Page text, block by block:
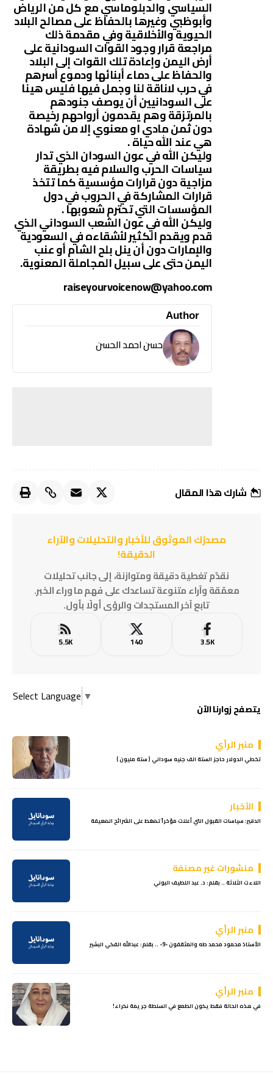
السياسي والدبلوماسي مع كل من الرياض
وأبوظبي وغيرها بالحفاظ على مصالح البلاد
الحيوية والأخلاقية وفي مقدمة ذلك
مراجعة قرار وجود القوات السودانية على
أرض اليمن وإعادة تلك القوات إلى البلاد
والحفاظ على دماء أبنائها ودموع أسرهم
في حرب لاناقة لنا وجمل فيها فليس هينا
على السودانيين أن يوصف جنودهم
بالمرتزقة وهم يقدمون أرواحهم رخيصة
دون ثمن مادي او معنوي إلا من شهادة
هي عند الله حياة .
وليكن الله في عون السودان الذي تدار
سياسات الحرب والسلام فيه بطريقة
مزاجية دون قرارات مؤسسية كما تتخذ
قرارات المشاركة في الحروب في دول
المؤسسات التي تحترم شعوبها .
وليكن الله في عون الشعب السوداني الذي
قدم ويقدم الكثير لأشقاءه في السعودية
والإمارات دون أن ينل بلح الشام أو عنب
اليمن حتى على سبيل المجاملة المعنوية.
raiseyourvoicenow@yahoo.com
Author
حسن احمد الحسن
شارك هذا المقال
مصدرُك الموثوق للأخبار والتحليلات والآراء
الدقيقة!
نقدّم تغطية دقيقة ومتوازنة، إلى جانب تحليلات
معمّقة وآراء متنوعة تساعدك على فهم ما وراء الخبر.
تابع آخر المستجدات والرؤى أولًا بأول.
3.5K
140
5.5K
Select Language ▼
يتصفح زوارنا الآن
منبر الرأي
تخطي الدولار حاجز الستة الف جنيه سوداني ( ستة مليون )
الأخبار
الدقير: سياسات القبول التي أعلنت مؤخراً تضغط على الشرائح الضعيفة
منشورات غير مصنفة
اللاءت الثلاثة .. بقلم: د. عبد اللطيف البوني
منبر الرأي
الأستاذ محمود محمد طه والمثقفون -9- .. بقلم: عبدالله الفكي البشير
منبر الرأي
في هذه الحالة فقط يكون الطمع في السلطة جريمة نكراء!